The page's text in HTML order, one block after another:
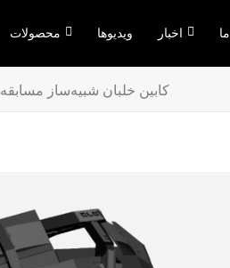
محصولات ویدیوها اخبار
کابین خلبان شبیه‌ساز مسابقه